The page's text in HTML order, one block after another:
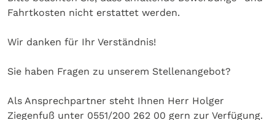
Fahrtkosten nicht erstattet werden.
Wir danken für Ihr Verständnis!
Sie haben Fragen zu unserem Stellenangebot?
Als Ansprechpartner steht Ihnen Herr Holger
Ziegenfuß unter 0551/200 262 00 gern zur Verfügung.